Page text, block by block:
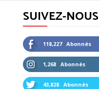
SUIVEZ-NOUS
118,227 Abonnés
1,268 Abonnés
43,828 Abonnés